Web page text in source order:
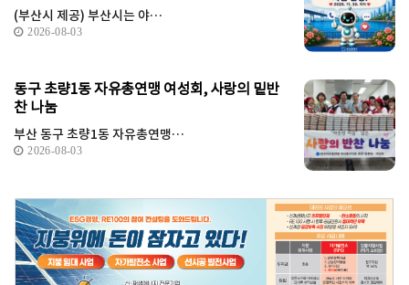
(부산시 제공) 부산시는 야…
2026-08-03
동구 초량1동 자유총연맹 여성회, 사랑의 밑반
찬 나눔
부산 동구 초량1동 자유총연맹…
2026-08-03